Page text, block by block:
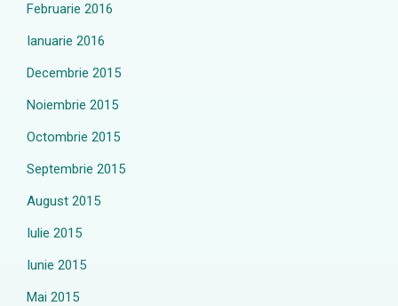
Februarie 2016
Ianuarie 2016
Decembrie 2015
Noiembrie 2015
Octombrie 2015
Septembrie 2015
August 2015
Iulie 2015
Iunie 2015
Mai 2015